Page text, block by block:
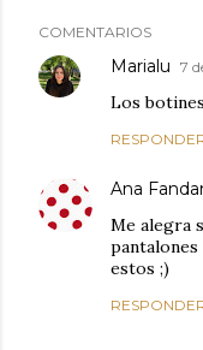
COMENTARIOS
Marialu 7
Los
Ana
Me alegra
estos ;)